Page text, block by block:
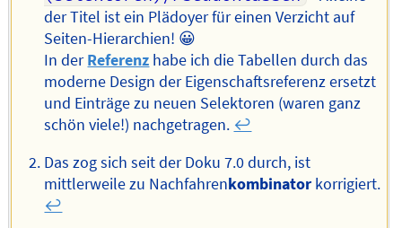
der Titel ist ein Plädoyer für einen Verzicht auf
Seiten-Hierarchien! 😀
In derReferenz habe ich die Tabellen durch das
moderne Design der Eigenschaftsreferenz ersetzt
und Einträge zu neuen Selektoren (waren ganz
schön viele!) nachgetragen. ↩︎
Das zog sich seit der Doku 7.0 durch, ist
mittlerweile zu Nachfahrenkombinator korrigiert.
↩︎